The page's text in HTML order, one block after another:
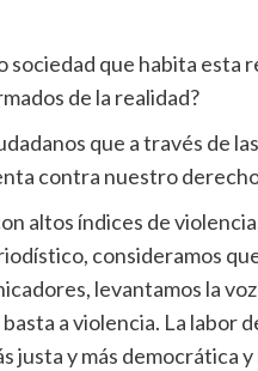
que habita esta
de la realidad?
que a través de
contra nuestro
altos índices de
consideramos
levantamos la
a violencia. La labor
justa y más democrática